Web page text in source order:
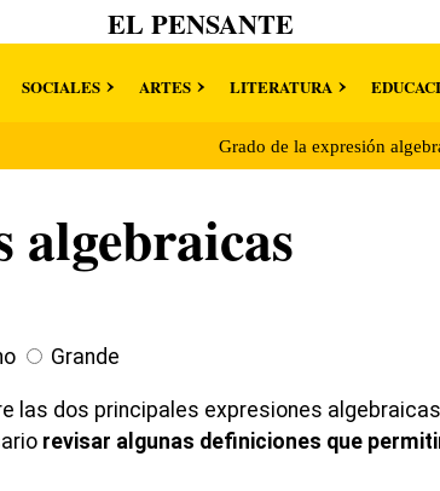
EL PENSANTE
SOCIALES ARTES LITERATURA
Grado de la expresión
algebraicas
Grande
las dos principales expresiones
revisar algunas definiciones que